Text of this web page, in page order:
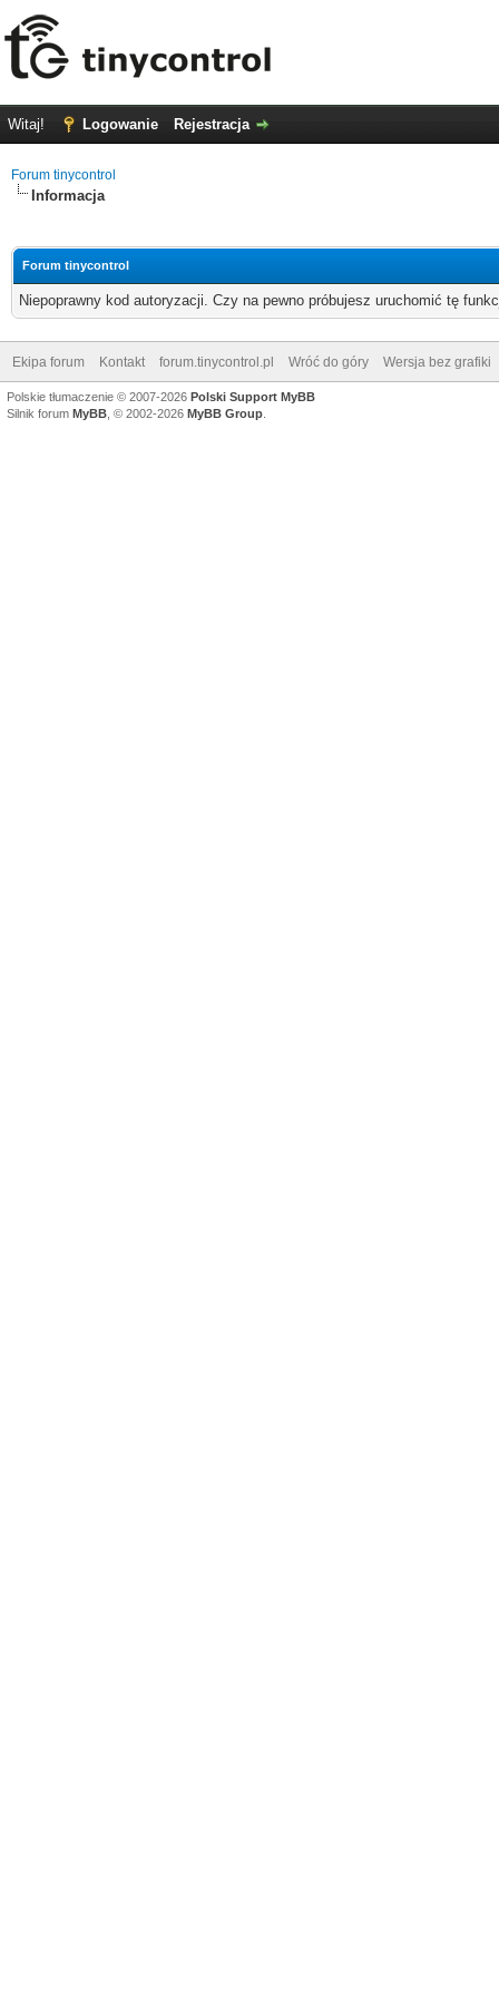
Witaj! Logowanie Rejestracja
Forum tinycontrol
Informacja
Forum tinycontrol
Niepoprawny kod autoryzacji. Czy na pewno próbujesz uruchomić tę
Ekipa forum Kontakt forum.tinycontrol.pl Wróć do góry Wersja bez grafiki
Polskie tłumaczenie © 2007-2026 Polski Support MyBB
Silnik forum MyBB , © 2002-2026 MyBB Group